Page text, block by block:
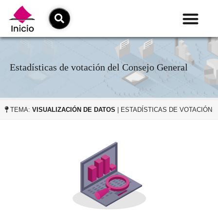
Estadísticas de votación del Consejo General
TEMA: VISUALIZACIÓN DE DATOS | ESTADÍSTICAS DE VOTACIÓN